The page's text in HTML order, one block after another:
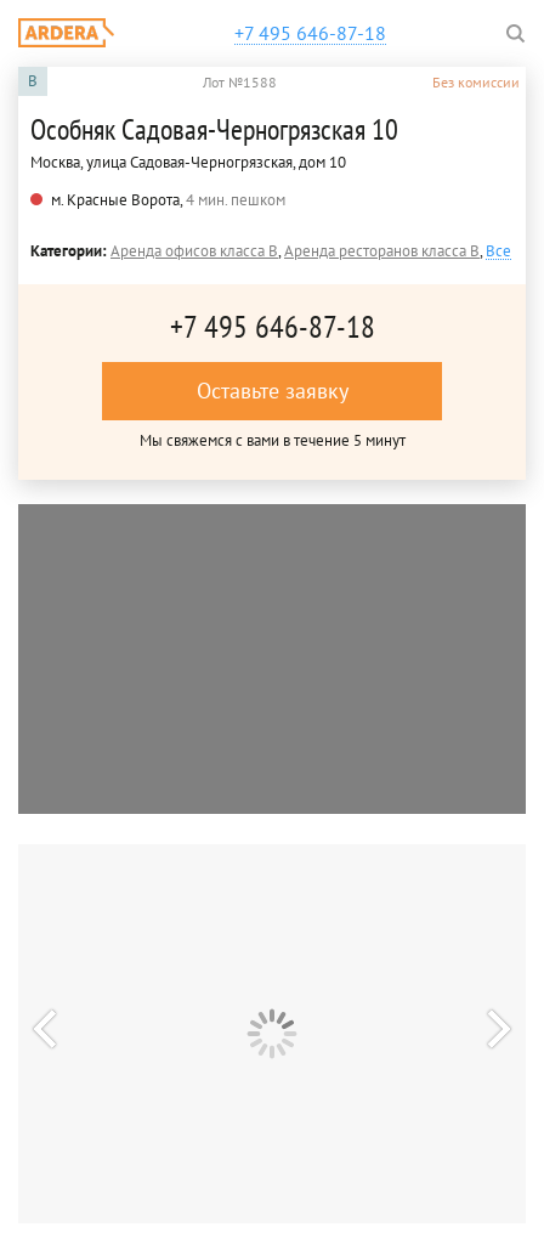
+7 495 646-87-18
B Лот №1588 Без комиссии
Особняк Садовая-Черногрязская 10
Москва, улица Садовая-Черногрязская, дом 10
м. Красные Ворота,4 мин. пешком
Категории:Аренда офисов класса B,Аренда ресторанов класса B,Все
+7 495 646-87-18
Оставьте заявку
Мы свяжемся с вами в течение 5 минут